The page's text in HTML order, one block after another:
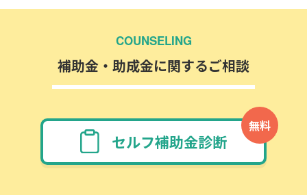
COUNSELING
補助金・助成金に関するご相談
無料
セルフ補助金診断